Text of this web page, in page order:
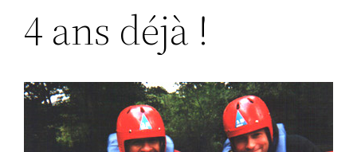
4 ans déjà !